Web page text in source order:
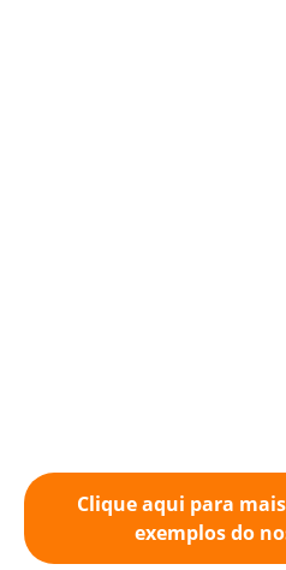
Clique aqui para
exemplos do